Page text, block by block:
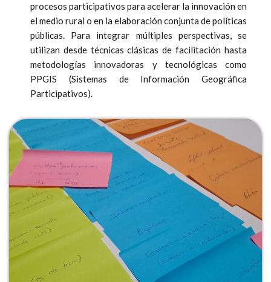
procesos participativos para acelerar la innovación en
el medio rural o en la elaboración conjunta de políticas
públicas. Para integrar múltiples perspectivas, se
utilizan desde técnicas clásicas de facilitación hasta
metodologías innovadoras y tecnológicas como
PPGIS (Sistemas de Información Geográfica
Participativos).